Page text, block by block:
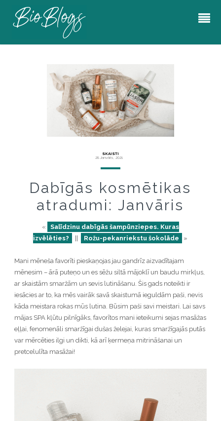
SKAISTI
28 Janvāris, 2021
Dabīgās kosmētikas
atradumi: Janvāris
«
Salīdzinu dabīgās šampūnziepes. Kuras
izvēlēties?
Rožu-pekanriekstu šokolāde »
Mani mēneša favorīti pieskaņojas jau gandrīz aizvadītajam
mēnesim – ārā puteņo un es sēžu siltā mājoklī un baudu mirkļus,
ar skaistām smaržām un sevis lutināšanu. Šis gads noteikti ir
iesācies ar to, ka mēs vairāk savā skaistumā ieguldām paši, nevis
kāda meistara rokas mūs lutina. Būsim paši savi meistari. Lai savs
mājas SPA kļūtu pilnīgāks, favorītos mani ieteikumi sejas masāžas
eļļai, fenomenāli smaržīgai dušas želejai, kuras smaržīgajās putās
var mērcēties ilgi un dikti, kā arī ķermeņa mitrināšanai un
pretcelulīta masāžai!